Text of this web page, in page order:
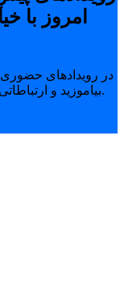
امروز با
در رویدادهای حضوری
بیاموزید و ارتباطاتی بسازید که مسیر رشد شما را متحول می‌کند.